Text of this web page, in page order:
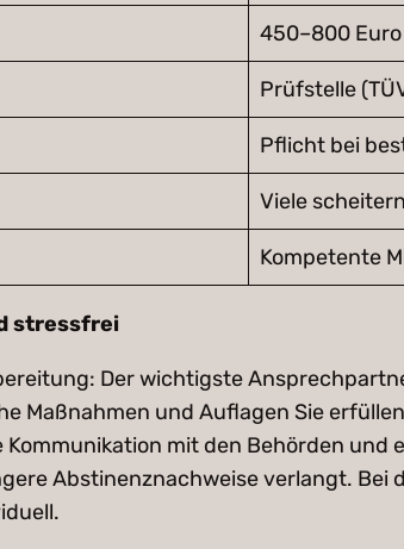
450–800
Prüfstelle
Pflicht bei
Viele
Kompetente
stressfrei
Der wichtigste
Maßnahmen und Auflagen Sie
mit den Behörden und
Abstinenznachweise verlangt.